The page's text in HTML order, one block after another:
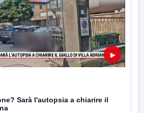
▶
Sarà l'autopsia a chiarire il